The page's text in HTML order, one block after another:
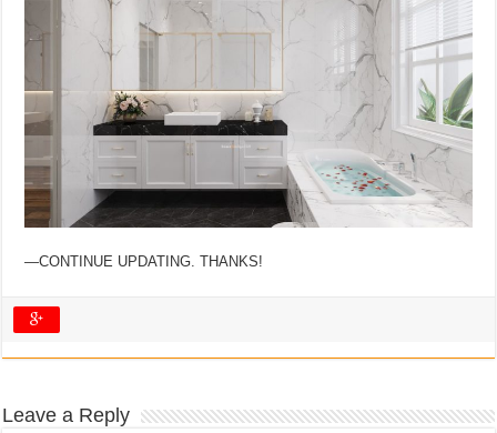
—CONTINUE UPDATING. THANKS!
Leave a Reply